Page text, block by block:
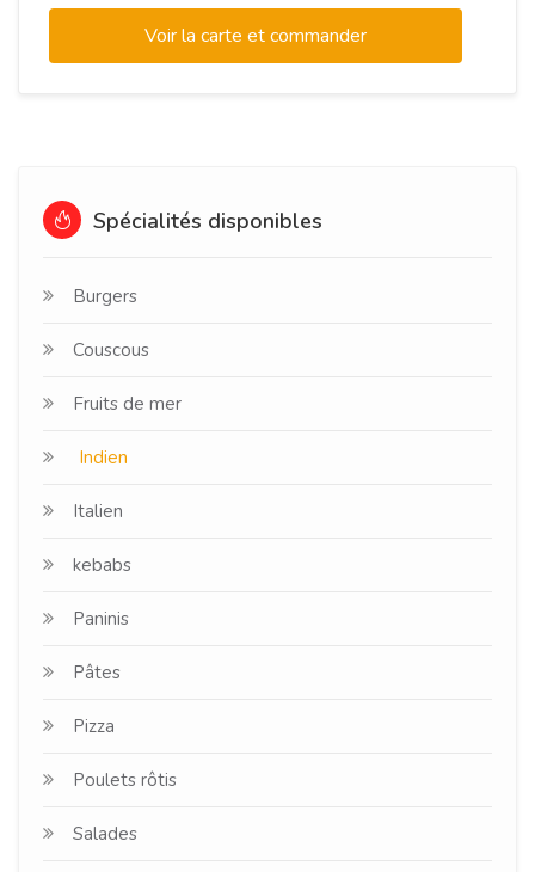
Voir la carte et commander
Spécialités disponibles
Burgers
Couscous
Fruits de mer
Indien
Italien
kebabs
Paninis
Pâtes
Pizza
Poulets rôtis
Salades